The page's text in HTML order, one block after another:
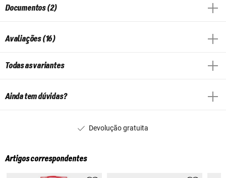
Documentos (2)
Avaliações (16)
Todas as variantes
Ainda tem dúvidas?
Devolução gratuita
Artigos correspondentes